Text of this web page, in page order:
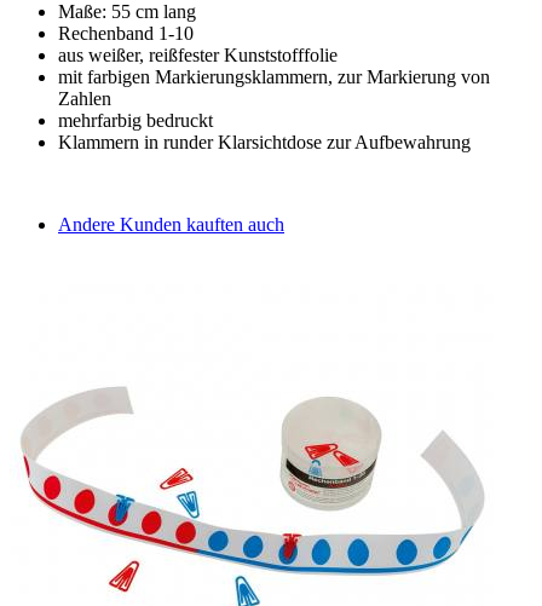
Maße: 55 cm lang
Rechenband 1-10
aus weißer, reißfester Kunststofffolie
mit farbigen Markierungsklammern, zur Markierung von
Zahlen
mehrfarbig bedruckt
Klammern in runder Klarsichtdose zur Aufbewahrung
Andere Kunden kauften auch